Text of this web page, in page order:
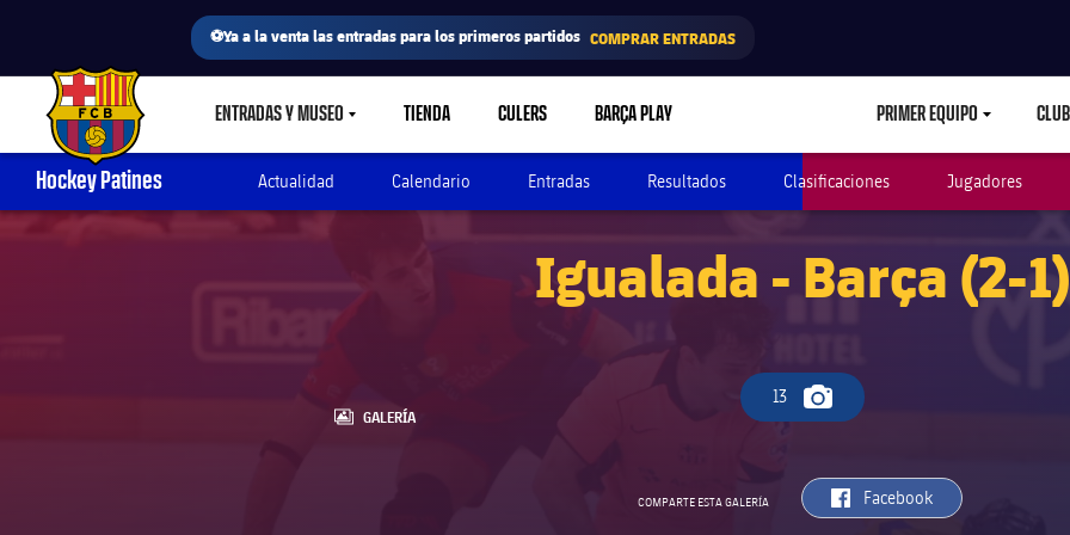
⚽Ya a la venta las entradas para los primeros partidos COMPRAR ENTRADAS
FC Barcelona club badge ENTRADAS Y MUSEOLABEL.SHARE.CARETDOWN
TIENDA CULERS BARÇA PLAY PRIMER EQUIPO CLUB
Hockey Patines Actualidad Calendario Entradas Resultados Clasificaciones Jugadores
Igualada - Barça (2-1)
13
Icono de cámara
LABEL.ARIA.GALLERY
GALERÍA
COMPARTE ESTA GALERÍA label.aria.facebook
Facebook